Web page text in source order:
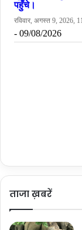
ताजा ख़बरें